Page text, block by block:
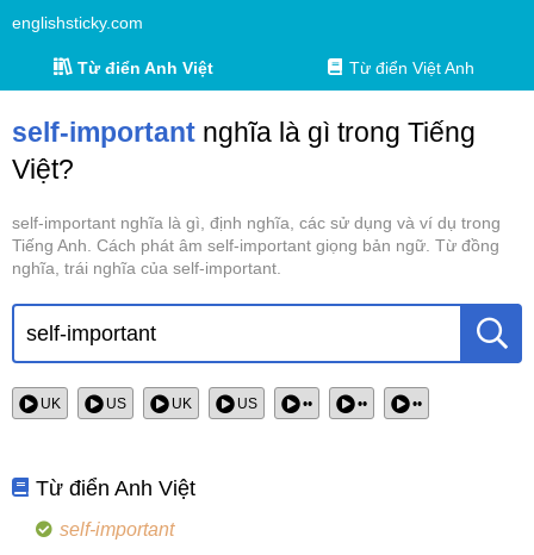
englishsticky.com
Từ điển Anh Việt Từ điển Việt Anh
self-important nghĩa là gì trong Tiếng
Việt?
self-important nghĩa là gì, định nghĩa, các sử dụng và ví dụ trong
Tiếng Anh. Cách phát âm self-important giọng bản ngữ. Từ đồng
nghĩa, trái nghĩa của self-important.
UK US UK US •• •• ••
Từ điển Anh Việt
self-important